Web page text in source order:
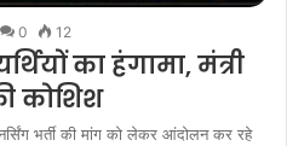
0 12
का हंगामा, मंत्री
कोशिश
भर्ती की मांग को लेकर आंदोलन कर रहे